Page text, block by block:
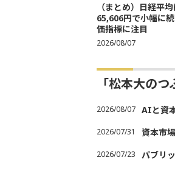
（まとめ）日経平
65,606円で小幅に
価指標に注目
2026/08/07
「松本大の
2026/08/07 AIと資
2026/07/31 資本市
2026/07/23 パブリ